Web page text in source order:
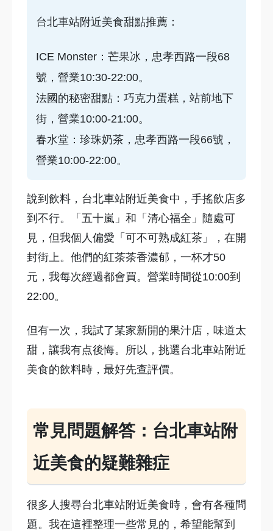
台北車站附近美食甜點推薦：
ICE Monster：芒果冰，忠孝西路一段68
號，營業10:30-22:00。
法國的秘密甜點：巧克力蛋糕，站前地下
街，營業10:00-21:00。
春水堂：珍珠奶茶，忠孝西路一段66號，
營業10:00-22:00。
說到飲料，台北車站附近美食中，手搖飲店多
到不行。「五十嵐」和「清心福全」隨處可
見，但我個人偏愛「可不可熟成紅茶」，在開
封街上。他們的紅茶茶香濃郁，一杯才50
元，我每次經過都會買。營業時間從10:00到
22:00。
但有一次，我試了某家新開的果汁店，味道太
甜，讓我有点後悔。所以，挑選台北車站附近
美食的飲料時，最好先查評價。
常見問題解答：台北車站附
近美食的疑難雜症
很多人搜尋台北車站附近美食時，會有各種問
題。我在這裡整理一些常見的，希望能幫到